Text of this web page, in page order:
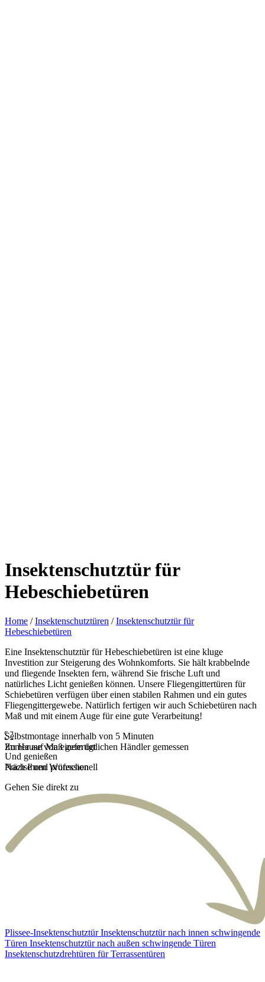
Insektenschutztür für
Hebeschiebetüren
Home / Insektenschutztüren / Insektenschutztür für
Hebeschiebetüren
Eine Insektenschutztür für Hebeschiebetüren ist eine kluge
Investition zur Steigerung des Wohnkomforts. Sie hält krabbelnde
und fliegende Insekten fern, während Sie frische Luft und
natürliches Licht genießen können. Unsere Fliegengittertüren für
Schiebetüren verfügen über einen stabilen Rahmen und ein gutes
Fliegengittergewebe. Natürlich fertigen wir auch Schiebetüren nach
Maß und mit einem Auge für eine gute Verarbeitung!
Selbstmontage innerhalb von 5 Minuten
Und genießen
Zu Hause von einem örtlichen Händler gemessen
Präzise und professionell
Immer auf Maß gefertigt
Nach Ihren Wünschen
Schnelle Lieferung
Unbeschwert und schnell
Gehen Sie direkt zu
Plissee-InsektenschutztürInsektenschutztür nach innen schwingende
Türen Insektenschutztür nach außen schwingende Türen
Insektenschutzdrehtüren für Terrassentüren